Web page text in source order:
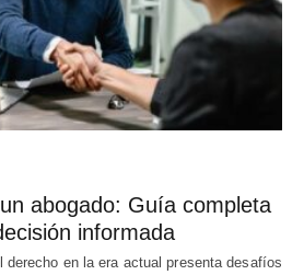
abogado: Guía completa
informada
derecho en la era actual presenta desafíos